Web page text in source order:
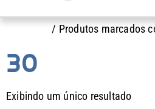
Início/ Produtos marcados
30
Exibindo um único resultado